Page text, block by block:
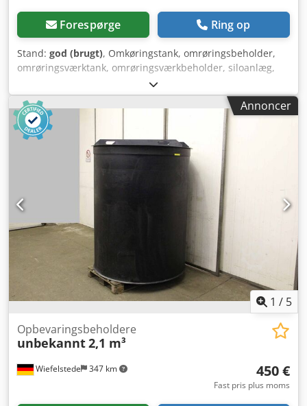
Forespørge Ring op
Stand: god (brugt), Omkøringstank, omrøringsbeholder,
omrøringsværktank, omrøringsværkbeholder, siloanlæg,
transportsilo, tank, gødning lagersilo, smeltebeholder,
smeltetank - Rustfri ståltank: med omrører - Indhold: 750
liter - Enkeltkomponenter: se billeder Dkodpfx Akjwmk
Tzsmjr - Transportmål: Ø 890 x 1280 mm - Vægt: 171 kg
Annoncer
1 / 5
Wiefelstede 347 km
Opbevaringsbeholdere
unbekannt2,1 m³
450 €
Fast pris plus moms